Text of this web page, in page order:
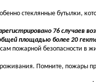
стеклянные бутылки,
76 случаев
площадью более 20
пожарной безопасности в
Помните, пожары